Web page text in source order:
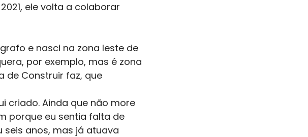
ele volta a colaborar
e nasci na zona leste de
por exemplo, mas é zona
de Construir faz, que
criado. Ainda que não more
porque eu sentia falta de
seis anos, mas já atuava